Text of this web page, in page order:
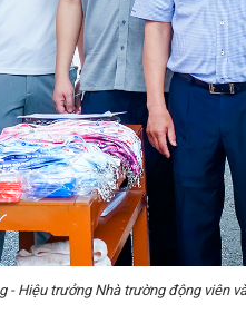
- Hiệu trưởng Nhà trường động viên